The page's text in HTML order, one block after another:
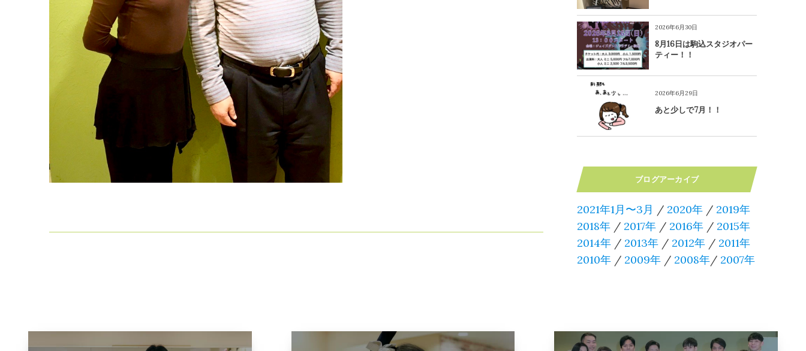
2026年6月30日
8月16日は駒込スタジオパー
ティー！！
2026年6月29日
あと少しで7月！！
ブログアーカイブ
2021年1月〜3月 / 2020年 / 2019年
2018年 / 2017年 / 2016年 / 2015年
2014年 / 2013年 / 2012年 / 2011年
2010年 / 2009年 / 2008年/ 2007年